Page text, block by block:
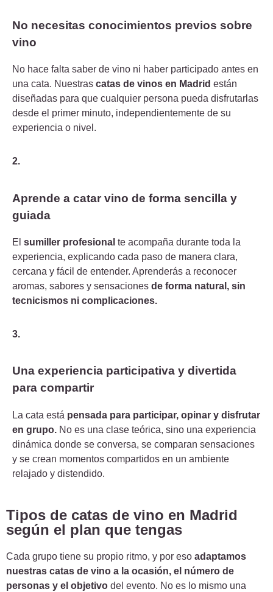
No necesitas conocimientos previos sobre
vino
No hace falta saber de vino ni haber participado antes en
una cata. Nuestras catas de vinos en Madrid están
diseñadas para que cualquier persona pueda disfrutarlas
desde el primer minuto, independientemente de su
experiencia o nivel.
2.
Aprende a catar vino de forma sencilla y
guiada
El sumiller profesional te acompaña durante toda la
experiencia, explicando cada paso de manera clara,
cercana y fácil de entender. Aprenderás a reconocer
aromas, sabores y sensaciones de forma natural, sin
tecnicismos ni complicaciones.
3.
Una experiencia participativa y divertida
para compartir
La cata está pensada para participar, opinar y disfrutar
en grupo. No es una clase teórica, sino una experiencia
dinámica donde se conversa, se comparan sensaciones
y se crean momentos compartidos en un ambiente
relajado y distendido.
Tipos de catas de vino en Madrid
según el plan que tengas
Cada grupo tiene su propio ritmo, y por eso adaptamos
nuestras catas de vino a la ocasión, el número de
personas y el objetivo del evento. No es lo mismo una